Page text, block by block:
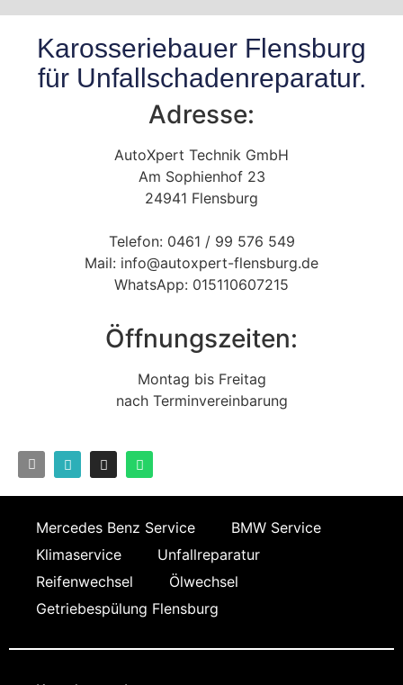
Karosseriebauer Flensburg
für Unfallschadenreparatur.
Adresse:
AutoXpert Technik GmbH
Am Sophienhof 23
24941 Flensburg
Telefon: 0461 / 99 576 549
Mail: info@autoxpert-flensburg.de
WhatsApp: 015110607215
Öffnungszeiten:
Montag bis Freitag
nach Terminvereinbarung
Mercedes Benz Service
BMW Service
Klimaservice
Unfallreparatur
Reifenwechsel
Ölwechsel
Getriebespülung Flensburg